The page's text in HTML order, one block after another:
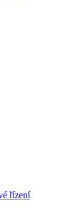
řízení